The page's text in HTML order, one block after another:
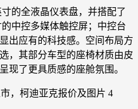
的全液晶仪表盘，并搭配了
中控多媒体触控屏；中控台
出应有的科技感。空间布局方
，其部分车型的座椅材质由皮
现了更具质感的座舱氛围。